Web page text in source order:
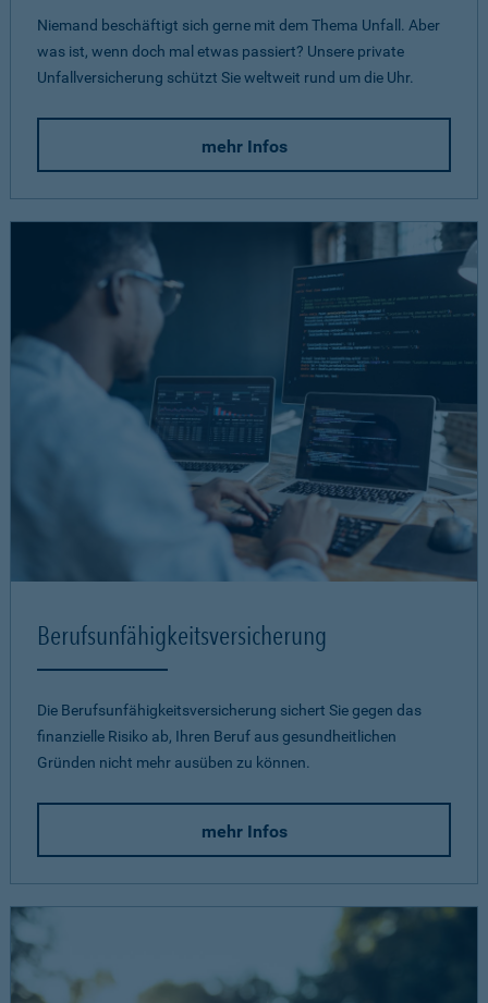
Niemand beschäftigt sich gerne mit dem Thema Unfall. Aber
was ist, wenn doch mal etwas passiert? Unsere private
Unfallversicherung schützt Sie weltweit rund um die Uhr.
mehr Infos
Berufsunfähigkeits­versicherung
Die Berufsunfähigkeitsversicherung sichert Sie gegen das
finanzielle Risiko ab, Ihren Beruf aus gesundheitlichen
Gründen nicht mehr ausüben zu können.
mehr Infos